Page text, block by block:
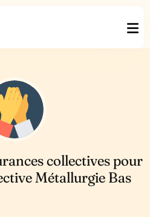
collectives pour
Métallurgie Bas